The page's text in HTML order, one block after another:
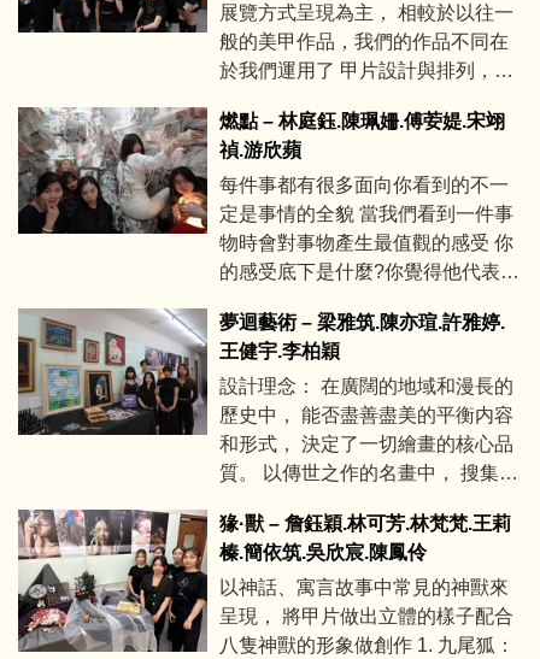
展覽方式呈現為主， 相較於以往一
般的美甲作品，我們的作品不同在
於我們運用了 甲片設計與排列，再
等， 做出了許多有關於中國歷史上
不同朝代時期春節相關的裝置藝
術， 例如:燈籠、鞭炮、立體畫等
等，以及以甲片為畫布純手繪方式
創作的美甲作品，展體靜態展覽彷
彿在一個充滿濃烈中國風的 小型博
侷限，包括美甲藝術也是 相同的，
我們想透過各種不同的方式創作的
藝術美甲來訴說中國 各個朝代的節
慶典故，讓每一幅作品都賦予生命
力， 逛完我們的展覽就有如親自走
進歷史故事一般栩栩如生， 這也是
燃點 – 林庭鈺.陳珮姍.傅荌媞.宋翊
禎.游欣蘋
每件事都有很多面向你看到的不一
定是事情的全貌 當我們看到一件事
物時會對事物產生最值觀的感受 你
的感受底下是什麼?你覺得他代表什
夢迴藝術 – 梁雅筑.陳亦瑄.許雅婷.
王健宇.李柏穎
設計理念： 在廣闊的地域和漫長的
歷史中， 能否盡善盡美的平衡内容
和形式， 決定了一切繪畫的核心品
質。 以傳世之作的名畫中， 搜集
油彩的媒材感受西洋美術史很重要
的表現素材， 我們在這之中精選出
6 幅傑出藝術家的經典之作， 再以
我們科系所學的美甲作畫致敬這些
名畫。
猭·獸 – 詹鈺穎.林可芳.林梵梵.王莉
榛.簡依筑.吳欣宸.陳鳳伶
以神話、寓言故事中常見的神獸來
呈現， 將甲片做出立體的樣子配合
八隻神獸的形象做創作 1. 九尾狐：